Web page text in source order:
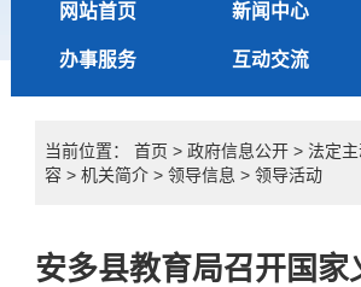
网站首页 新闻中心
办事服务 互动交流
当前位置： 首页 > 政府信息公开> 法定
容> 机关简介> 领导信息 > 领导活动
安多县教育局召开国家